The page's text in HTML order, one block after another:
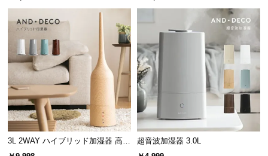
お
ら
せ
ブ3L 2WAY ハイブリッド加湿器 高さ
調整可能
超音波加湿器 3.0L